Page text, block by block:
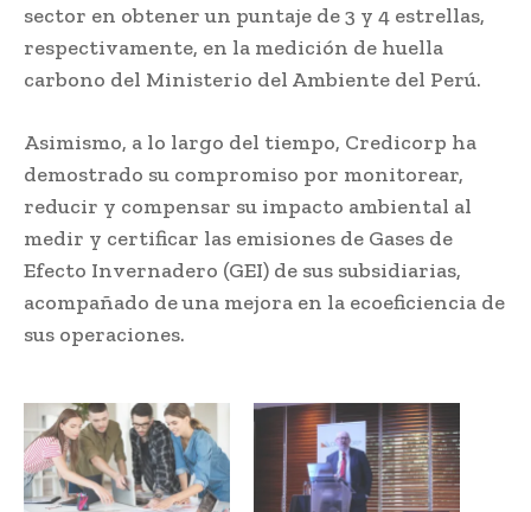
sector en obtener un puntaje de 3 y 4 estrellas,
respectivamente, en la medición de huella
carbono del Ministerio del Ambiente del Perú.
Asimismo, a lo largo del tiempo, Credicorp ha
demostrado su compromiso por monitorear,
reducir y compensar su impacto ambiental al
medir y certificar las emisiones de Gases de
Efecto Invernadero (GEI) de sus subsidiarias,
acompañado de una mejora en la ecoeficiencia de
sus operaciones.